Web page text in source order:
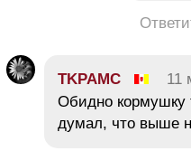
TKPAMC 11
Обидно кормушку
думал, что выше